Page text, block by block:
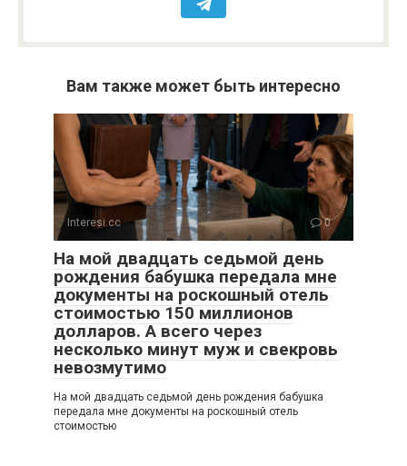
Вам также может быть интересно
Interesi.cc 0
На мой двадцать седьмой день
рождения бабушка передала мне
документы на роскошный отель
стоимостью 150 миллионов
долларов. А всего через
несколько минут муж и свекровь
невозмутимо
На мой двадцать седьмой день рождения бабушка
передала мне документы на роскошный отель
стоимостью